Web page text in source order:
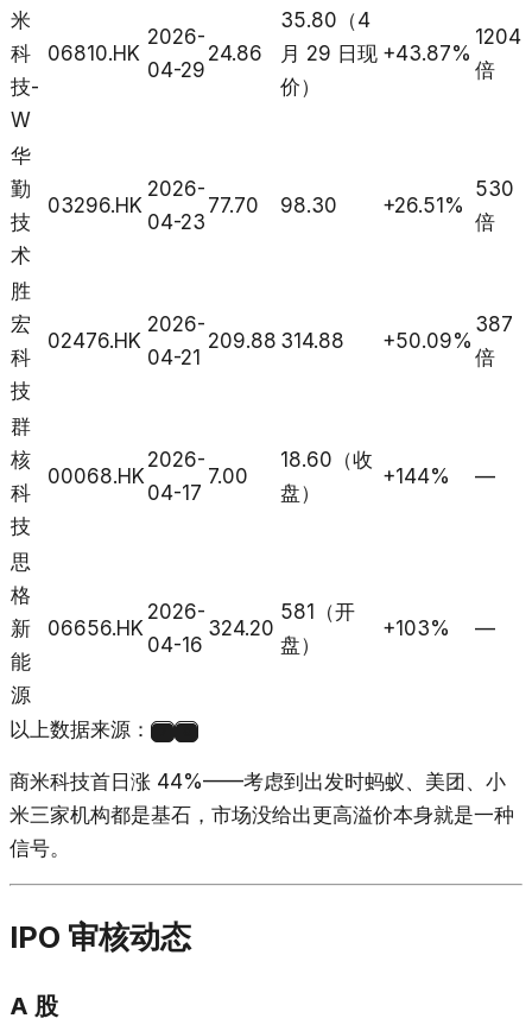
米
科
技-
W
06810.HK
2026-
04-29
24.86
35.80（4
月 29 日现
价）
+43.87%
1204
倍
华
勤
技
术
03296.HK
2026-
04-23
77.70 98.30 +26.51%
530
倍
胜
宏
科
技
02476.HK
2026-
04-21
209.88 314.88 +50.09%
387
倍
群
核
科
技
00068.HK
2026-
04-17
7.00
18.60（收
盘）
+144% —
思
格
新
能
源
06656.HK
2026-
04-16
324.20
581（开
盘）
+103% —
以上数据来源：
商米科技首日涨 44%——考虑到出发时蚂蚁、美团、小
米三家机构都是基石，市场没给出更高溢价本身就是一种
信号。
IPO 审核动态
A 股